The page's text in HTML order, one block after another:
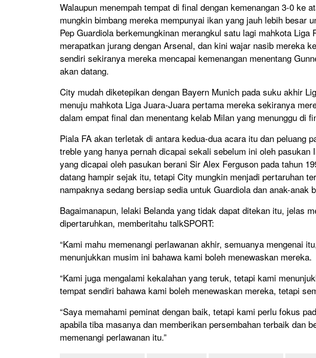
Walaupun menempah tempat di final dengan kemenangan 3-0 ke
mungkin bimbang mereka mempunyai ikan yang jauh lebih besar
Pep Guardiola berkemungkinan merangkul satu lagi mahkota Liga
merapatkan jurang dengan Arsenal, dan kini wajar nasib mereka
sendiri sekiranya mereka mencapai kemenangan menentang
akan datang.
City mudah diketepikan dengan Bayern Munich pada suku akhir
menuju mahkota Liga Juara-Juara pertama mereka sekiranya
dalam empat final dan menentang kelab Milan yang menunggu di
Piala FA akan terletak di antara kedua-dua acara itu dan peluang
treble yang hanya pernah dicapai sekali sebelum ini oleh pasukan
yang dicapai oleh pasukan berani Sir Alex Ferguson pada tahun
datang hampir sejak itu, tetapi City mungkin menjadi pertaruhan
nampaknya sedang bersiap sedia untuk Guardiola dan anak-anak
Bagaimanapun, lelaki Belanda yang tidak dapat ditekan itu, jelas
dipertaruhkan, memberitahu talkSPORT:
“Kami mahu memenangi perlawanan akhir, semuanya mengenai
menunjukkan musim ini bahawa kami boleh menewaskan mereka.
“Kami juga mengalami kekalahan yang teruk, tetapi kami
tempat sendiri bahawa kami boleh menewaskan mereka, tetapi
“Saya memahami peminat dengan baik, tetapi kami perlu fokus
apabila tiba masanya dan memberikan persembahan terbaik dan
memenangi perlawanan itu.”